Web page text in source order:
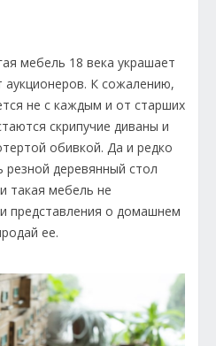
мебель 18 века украшает
аукционеров. К сожалению,
не с каждым и от старших
скрипучие диваны и
обивкой. Да и редко
резной деревянный стол
такая мебель не
представления о домашнем
ее.